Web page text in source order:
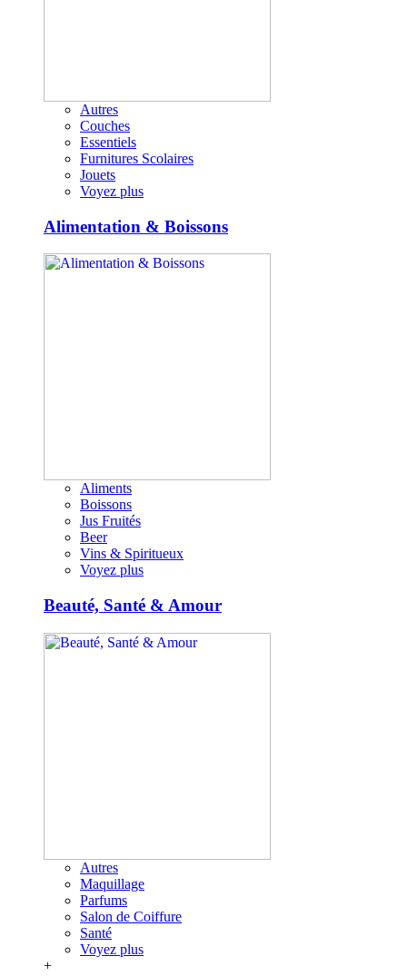
Autres
Couches
Essentiels
Furnitures Scolaires
Jouets
Voyez plus
Alimentation & Boissons
Aliments
Boissons
Jus Fruités
Beer
Vins & Spiritueux
Voyez plus
Beauté, Santé & Amour
Autres
Maquillage
Parfums
Salon de Coiffure
Santé
Voyez plus
+